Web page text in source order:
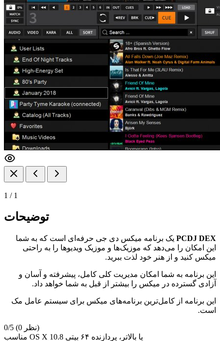
1 / 1
توضیحات
PCDJ DEX یک برنامه میکس دی جی حرفه‌ای است که به شما
این امکان را می‌دهد که موزیک‌ها و موزیک ویدیو‌ها را به راحتی
میکس کنید و از هنر خود لذت ببرید.
این برنامه به شما امکان مدیریت کلی کامل، پیشرفته و آسان و
آزادی گسترده در میکس را بیشتر از قبل به شما خواهد داد.
این برنامه از کامل‌ترین برنامه‌های میکس برای سیستم عامل مک
است.
0/5
(0 نظر)